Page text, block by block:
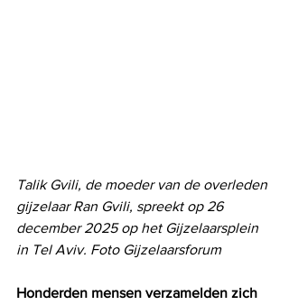
Talik Gvili, de moeder van de overleden
gijzelaar Ran Gvili, spreekt op 26
december 2025 op het Gijzelaarsplein
in Tel Aviv. Foto Gijzelaarsforum
Honderden mensen verzamelden zich